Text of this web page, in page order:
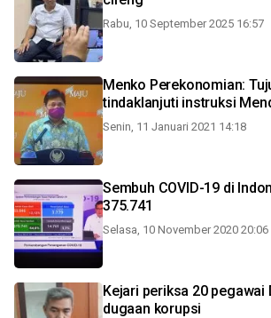
Rabu, 10 September 2025 16:57
Menko Perekonomian:
tindaklanjuti instruksi
Senin, 11 Januari 2021 14:18
Sembuh COVID-19 di
375.741
Selasa, 10 November 2020 20:06
Kejari periksa 20 pegawai
dugaan korupsi